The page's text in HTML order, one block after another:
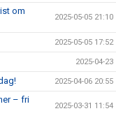
om
2025-05-05 21:10
2025-05-05 17:52
2025-04-23
2025-04-06 20:55
– fri
2025-03-31 11:54